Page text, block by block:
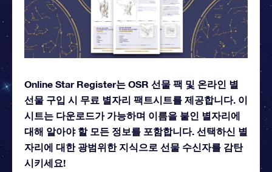
Online Star Register는 OSR 선물 팩 및 온라인 별
선물 구입 시 무료 별자리 팩트시트를 제공합니다. 이
시트는 다운로드가 가능하며 이름을 붙인 별자리에
대해 알아야 할 모든 정보를 포함합니다. 선택하신 별
자리에 대한 광범위한 지식으로 선물 수신자를 감탄
시키세요!